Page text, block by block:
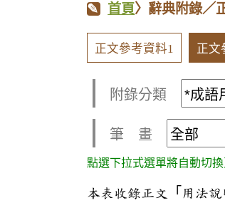
首頁〉辭典附錄／
正文參考資料1 正文
附錄分類
筆 畫
點選下拉式選單將自動切換
本表收錄正文「用法